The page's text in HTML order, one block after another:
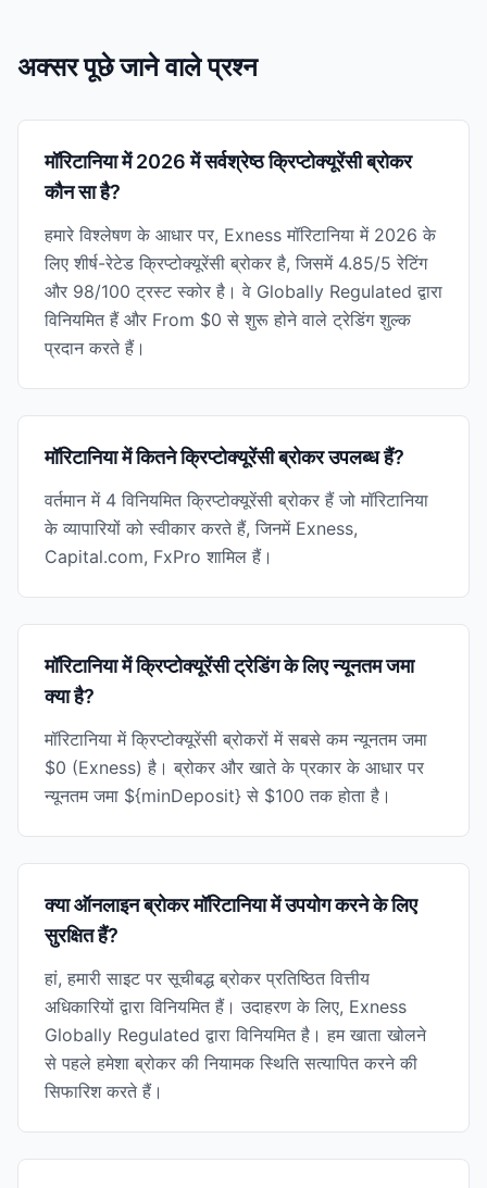
अक्सर पूछे जाने वाले प्रश्न
मॉरिटानिया में 2026 में सर्वश्रेष्ठ क्रिप्टोक्यूरेंसी ब्रोकर
कौन सा है?
हमारे विश्लेषण के आधार पर, Exness मॉरिटानिया में 2026 के
लिए शीर्ष-रेटेड क्रिप्टोक्यूरेंसी ब्रोकर है, जिसमें 4.85/5 रेटिंग
और 98/100 ट्रस्ट स्कोर है। वे Globally Regulated द्वारा
विनियमित हैं और From $0 से शुरू होने वाले ट्रेडिंग शुल्क
प्रदान करते हैं।
मॉरिटानिया में कितने क्रिप्टोक्यूरेंसी ब्रोकर उपलब्ध हैं?
वर्तमान में 4 विनियमित क्रिप्टोक्यूरेंसी ब्रोकर हैं जो मॉरिटानिया
के व्यापारियों को स्वीकार करते हैं, जिनमें Exness,
Capital.com, FxPro शामिल हैं।
मॉरिटानिया में क्रिप्टोक्यूरेंसी ट्रेडिंग के लिए न्यूनतम जमा
क्या है?
मॉरिटानिया में क्रिप्टोक्यूरेंसी ब्रोकरों में सबसे कम न्यूनतम जमा
$0 (Exness) है। ब्रोकर और खाते के प्रकार के आधार पर
न्यूनतम जमा ${minDeposit} से $100 तक होता है।
क्या ऑनलाइन ब्रोकर मॉरिटानिया में उपयोग करने के लिए
सुरक्षित हैं?
हां, हमारी साइट पर सूचीबद्ध ब्रोकर प्रतिष्ठित वित्तीय
अधिकारियों द्वारा विनियमित हैं। उदाहरण के लिए, Exness
Globally Regulated द्वारा विनियमित है। हम खाता खोलने
से पहले हमेशा ब्रोकर की नियामक स्थिति सत्यापित करने की
सिफारिश करते हैं।